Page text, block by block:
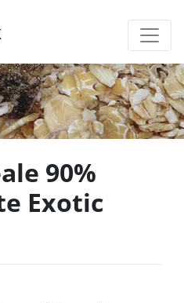
90%
Exotic